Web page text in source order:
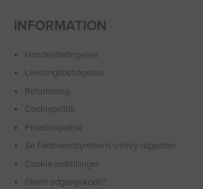
INFORMATION
Handelsbetingelser
Leveringsbetingelser
Returnering
Cookiepolitik
Privatlivspolitik
Se Fødevarestyrelsens smiley-rapporter
Cookie-indstillinger
Glemt adgangskode?